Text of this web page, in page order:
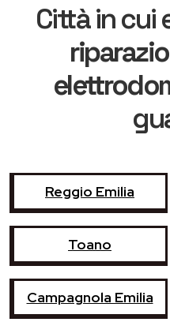
Città in cui
Reggio Emilia
Toano
Campagnola Emilia